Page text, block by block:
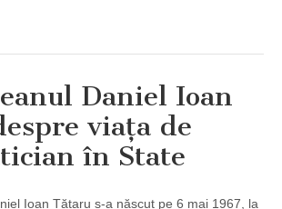
Daniel Ioan
viaţa de
în State
Ioan Tătaru s-a născut pe 6 mai 1967, la